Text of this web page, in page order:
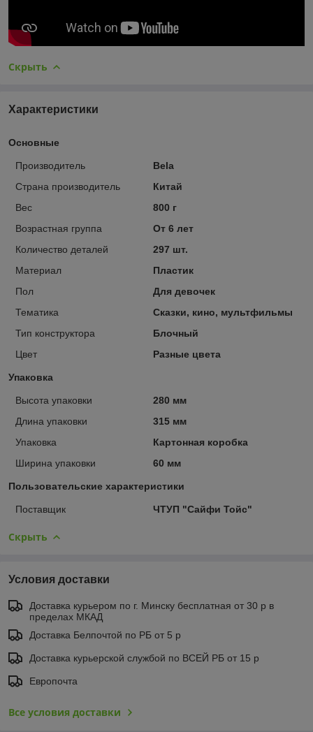
Скрыть
Характеристики
Основные
Производитель
Bela
Страна производитель
Китай
Вес
800 г
Возрастная группа
От 6 лет
Количество деталей
297 шт.
Материал
Пластик
Пол
Для девочек
Тематика
Сказки, кино, мультфильмы
Тип конструктора
Блочный
Цвет
Разные цвета
Упаковка
Высота упаковки
280 мм
Длина упаковки
315 мм
Упаковка
Картонная коробка
Ширина упаковки
60 мм
Пользовательские характеристики
Поставщик ЧТУП "Сайфи Тойс"
Скрыть
Условия доставки
Доставка курьером по г. Минску бесплатная от 30 р в
пределах МКАД
Доставка Белпочтой по РБ от 5 р
Доставка курьерской службой по ВСЕЙ РБ от 15 р
Европочта
Все условия доставки